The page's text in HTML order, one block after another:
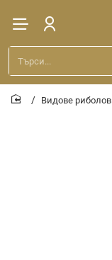
Търси...
Видове риболов